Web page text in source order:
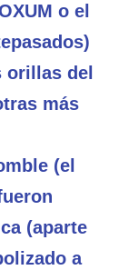
o el
orillas del
más
(el
(aparte
a